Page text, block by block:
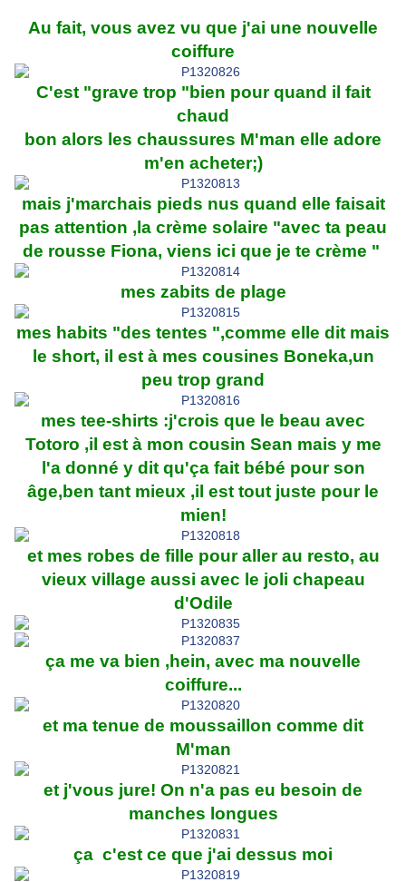
Au fait, vous avez vu que j'ai une nouvelle
coiffure
C'est "grave trop "bien pour quand il fait
chaud
bon alors les chaussures M'man elle adore
m'en acheter;)
mais j'marchais pieds nus quand elle faisait
pas attention ,la crème solaire "avec ta peau
de rousse Fiona, viens ici que je te crème "
mes zabits de plage
mes habits "des tentes ",comme elle dit mais
le short, il est à mes cousines Boneka,un
peu trop grand
mes tee-shirts :j'crois que le beau avec
Totoro ,il est à mon cousin Sean mais y me
l'a donné y dit qu'ça fait bébé pour son
âge,ben tant mieux ,il est tout juste pour le
mien!
et mes robes de fille pour aller au resto, au
vieux village aussi avec le joli chapeau
d'Odile
ça me va bien ,hein, avec ma nouvelle
coiffure...
et ma tenue de moussaillon comme dit
M'man
et j'vous jure! On n'a pas eu besoin de
manches longues
ça c'est ce que j'ai dessus moi